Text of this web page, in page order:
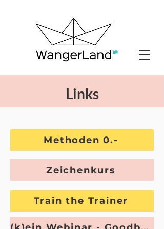
Links
Methoden 0.-
Zeichenkurs
Train the Trainer